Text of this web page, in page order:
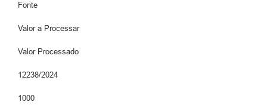
Fonte
Valor a Processar
Valor Processado
12238/2024
1000